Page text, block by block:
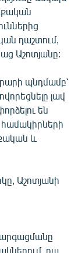
դաշտում,
Աշոտյանը:
պնդմամբ՝
լավ
են
համակիրների
և
Աշոտյանի
դա